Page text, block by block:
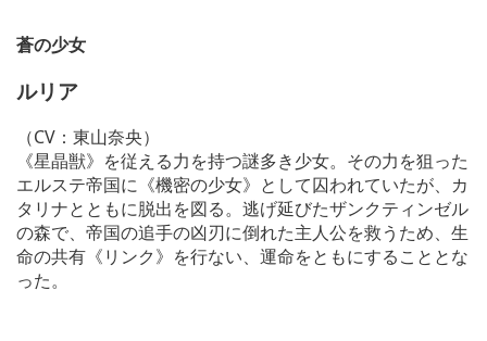
蒼の少女
ルリア
（CV：東山奈央）
《星晶獣》を従える力を持つ謎多き少女。その力を狙った
エルステ帝国に《機密の少女》として囚われていたが、カ
タリナとともに脱出を図る。逃げ延びたザンクティンゼル
の森で、帝国の追手の凶刃に倒れた主人公を救うため、生
命の共有《リンク》を行ない、運命をともにすることとな
った。